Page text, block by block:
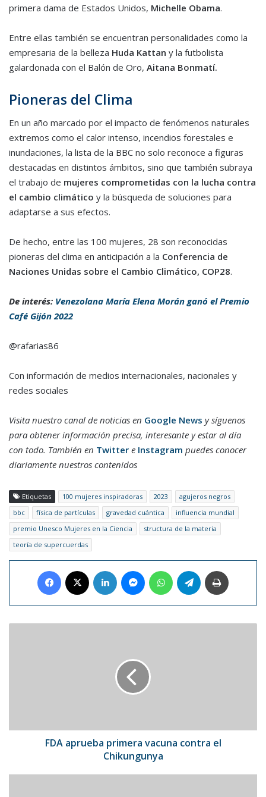
primera dama de Estados Unidos, Michelle Obama.
Entre ellas también se encuentran personalidades como la
empresaria de la belleza Huda Kattan y la futbolista
galardonada con el Balón de Oro, Aitana Bonmatí.
Pioneras del Clima
En un año marcado por el impacto de fenómenos naturales
extremos como el calor intenso, incendios forestales e
inundaciones, la lista de la BBC no solo reconoce a figuras
destacadas en distintos ámbitos, sino que también subraya
el trabajo de mujeres comprometidas con la lucha contra
el cambio climático y la búsqueda de soluciones para
adaptarse a sus efectos.
De hecho, entre las 100 mujeres, 28 son reconocidas
pioneras del clima en anticipación a la Conferencia de
Naciones Unidas sobre el Cambio Climático, COP28.
De interés: Venezolana María Elena Morán ganó el Premio
Café Gijón 2022
@rafarias86
Con información de medios internacionales, nacionales y
redes sociales
Visita nuestro canal de noticias en Google News y síguenos
para obtener información precisa, interesante y estar al día
con todo. También en Twitter e Instagram puedes conocer
diariamente nuestros contenidos
Etiquetas 100 mujeres inspiradoras 2023
agujeros negros
bbc
física de partículas gravedad cuántica
influencia mundial
premio Unesco Mujeres en la Ciencia
structura de la materia
teoría de supercuerdas
Facebook LinkedIn MessengerWhatsAppTelegram
FDA aprueba primera vacuna contra el
Chikungunya